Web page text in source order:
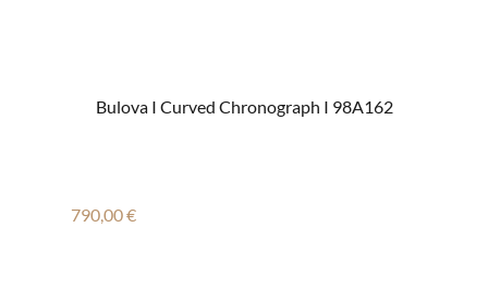
Bulova I Curved Chronograph I 98A162
Regulärer Preis:
790,00 €